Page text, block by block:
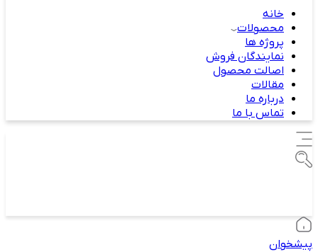
خانه
محصولات
پروژه ها
نمایندگان فروش
اصالت محصول
مقالات
درباره ما
تماس با ما
پیشخوان